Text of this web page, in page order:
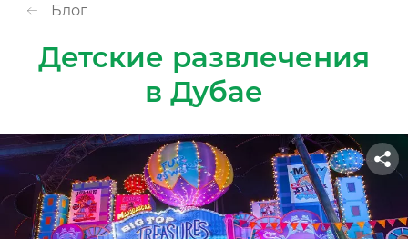
Блог
Детские развлечения
в Дубае